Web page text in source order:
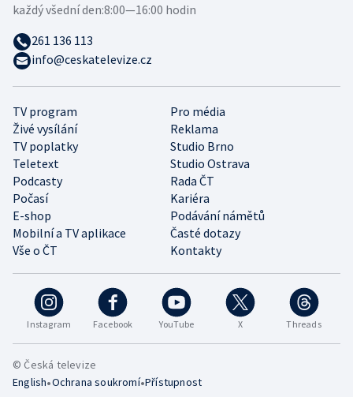
Instagram Facebook YouTube X Threads
TV program
Pro média
Živé vysílání
Reklama
TV poplatky
Studio Brno
Teletext
Studio Ostrava
Podcasty
Rada ČT
Počasí
Kariéra
E-shop
Podávání námětů
Mobilní a TV aplikace
Časté dotazy
Vše o ČT
Kontakty
každý všední den:8:00—16:00 hodin
261 136 113
info@ceskatelevize.cz
© Česká televize
English•Ochrana soukromí•Přístupnost